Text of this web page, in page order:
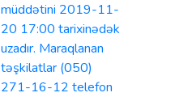
müddətini 2019-11-
20 17:00 tarixinədək
uzadır. Maraqlanan
təşkilatlar (050)
271-16-12 telefon